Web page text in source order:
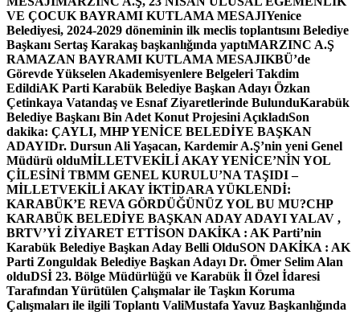
VE ÇOCUK BAYRAMI KUTLAMA MESAJIYenice
Belediyesi, 2024-2029 döneminin ilk meclis toplantısını Belediye
Başkanı Sertaş Karakaş başkanlığında yaptıMARZINC A.Ş
RAMAZAN BAYRAMI KUTLAMA MESAJIKBÜ’de
Görevde Yükselen Akademisyenlere Belgeleri Takdim
EdildiAK Parti Karabük Belediye Başkan Adayı Özkan
Çetinkaya Vatandaş ve Esnaf Ziyaretlerinde BulunduKarabük
Belediye Başkanı Bin Adet Konut Projesini AçıkladıSon
dakika: ÇAYLI, MHP YENİCE BELEDİYE BAŞKAN
ADAYIDr. Dursun Ali Yaşacan, Kardemir A.Ş’nin yeni Genel
Müdürü olduMİLLETVEKİLİ AKAY YENİCE’NİN YOL
ÇİLESİNİ TBMM GENEL KURULU’NA TAŞIDI –
MİLLETVEKİLİ AKAY İKTİDARA YÜKLENDİ:
KARABÜK’E REVA GÖRDÜĞÜNÜZ YOL BU MU?CHP
KARABÜK BELEDİYE BAŞKAN ADAY ADAYI YALAV ,
BRTV’Yİ ZİYARET ETTİSON DAKİKA : AK Parti’nin
Karabük Belediye Başkan Aday Belli OlduSON DAKİKA : AK
Parti Zonguldak Belediye Başkan Adayı Dr. Ömer Selim Alan
olduDSİ 23. Bölge Müdürlüğü ve Karabük İl Özel İdaresi
Tarafından Yürütülen Çalışmalar ile Taşkın Koruma
Çalışmaları ile ilgili Toplantı ValiMustafa Yavuz Başkanlığında